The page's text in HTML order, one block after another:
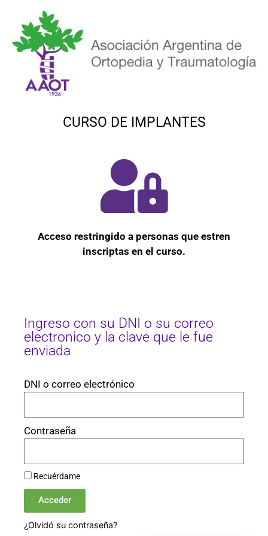
CURSO DE IMPLANTES
Acceso restringido a personas que estren
inscriptas en el curso.
Ingreso con su DNI o su correo
electronico y la clave que le fue
enviada
DNI o correo electrónico
Contraseña
Recuérdame
Acceder
¿Olvidó su contraseña?